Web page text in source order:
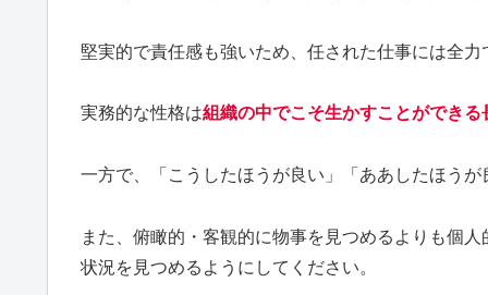
堅実的で責任感も強いため、任された仕事には全力
実務的な性格は組織の中でこそ生かすことができる
一方で、「こうしたほうが良い」「ああしたほう
また、俯瞰的・客観的に物事を見つめるよりも個
状況を見つめるようにしてください。